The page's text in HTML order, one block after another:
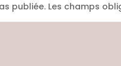
publiée. Les champs